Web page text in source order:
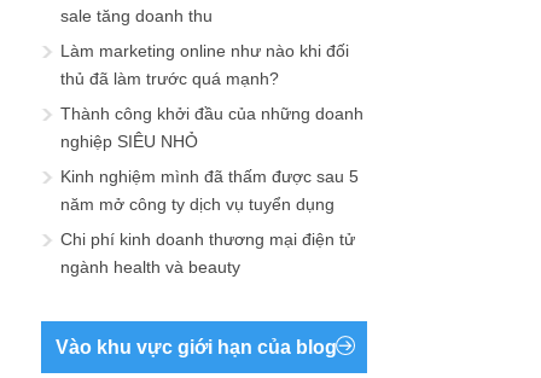
sale tăng doanh thu
Làm marketing online như nào khi đối
thủ đã làm trước quá mạnh?
Thành công khởi đầu của những doanh
nghiệp SIÊU NHỎ
Kinh nghiệm mình đã thấm được sau 5
năm mở công ty dịch vụ tuyển dụng
Chi phí kinh doanh thương mại điện tử
ngành health và beauty
Vào khu vực giới hạn của blog